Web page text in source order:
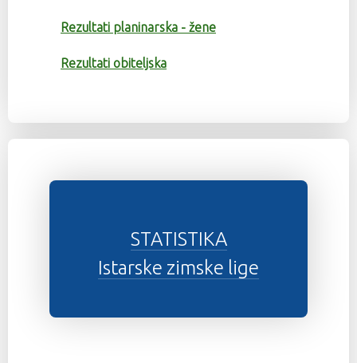
Rezultati planinarska - žene
Rezultati obiteljska
STATISTIKA
Istarske zimske lige